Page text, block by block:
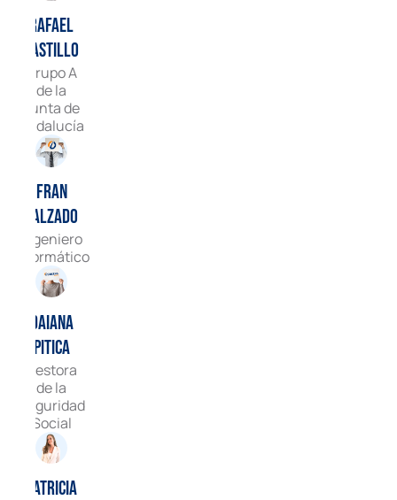
Rafael
Castillo
Grupo A
de la
Junta de
Andalucía
Fran
Calzado
Ingeniero
informático
Daiana
Pitica
Gestora
de la
Seguridad
Social
Patricia